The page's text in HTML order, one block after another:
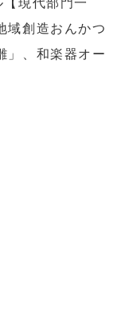
域創造おんかつ
」、和楽器オー